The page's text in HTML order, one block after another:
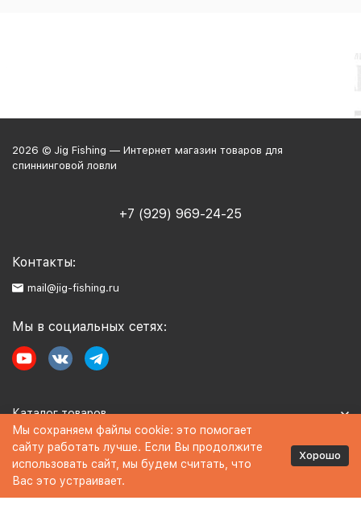
2026 © Jig Fishing — Интернет магазин товаров для
спиннинговой ловли
+7 (929) 969-24-25
Контакты:
mail@jig-fishing.ru
Мы в социальных сетях:
Каталог товаров
Информация
Политика персональных данных
Мы сохраняем файлы cookie: это помогает
сайту работать лучше. Если Вы продолжите
использовать сайт, мы будем считать, что
Вас это устраивает.
Хорошо